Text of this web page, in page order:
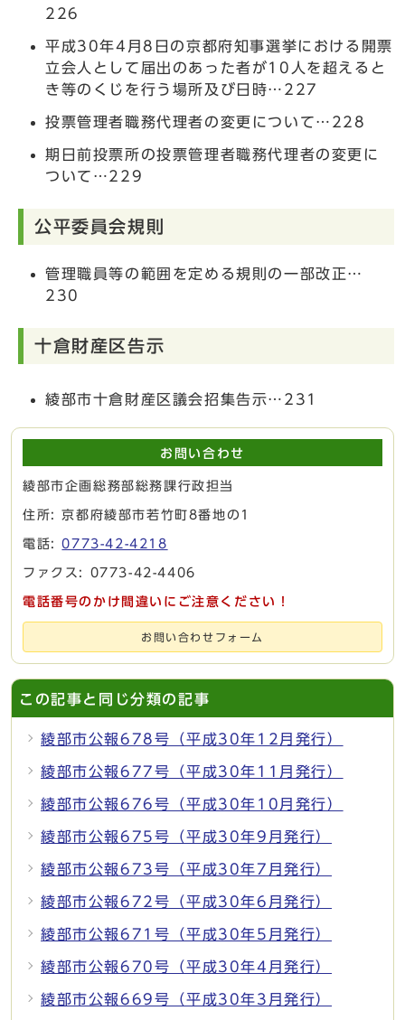
226
平成30年4月8日の京都府知事選挙における開票
立会人として届出のあった者が10人を超えると
き等のくじを行う場所及び日時…227
投票管理者職務代理者の変更について…228
期日前投票所の投票管理者職務代理者の変更に
ついて…229
公平委員会規則
管理職員等の範囲を定める規則の一部改正…
230
十倉財産区告示
綾部市十倉財産区議会招集告示…231
お問い合わせ
綾部市企画総務部総務課行政担当
住所: 京都府綾部市若竹町8番地の1
電話:0773-42-4218
ファクス: 0773-42-4406
電話番号のかけ間違いにご注意ください！
お問い合わせフォーム
この記事と同じ分類の記事
綾部市公報678号（平成30年12月発行）
綾部市公報677号（平成30年11月発行）
綾部市公報676号（平成30年10月発行）
綾部市公報675号（平成30年9月発行）
綾部市公報673号（平成30年7月発行）
綾部市公報672号（平成30年6月発行）
綾部市公報671号（平成30年5月発行）
綾部市公報670号（平成30年4月発行）
綾部市公報669号（平成30年3月発行）